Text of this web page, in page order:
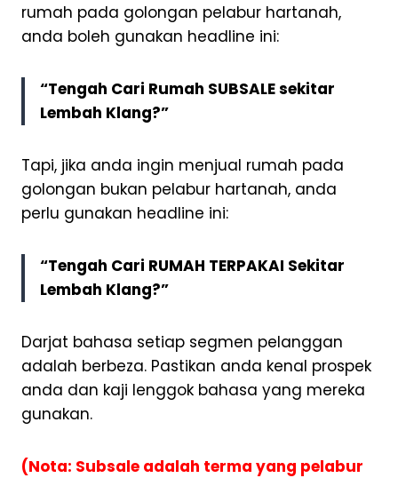
rumah pada golongan pelabur hartanah,
anda boleh gunakan headline ini:
“Tengah Cari Rumah SUBSALE sekitar
Lembah Klang?”
Tapi, jika anda ingin menjual rumah pada
golongan bukan pelabur hartanah, anda
perlu gunakan headline ini:
“Tengah Cari RUMAH TERPAKAI Sekitar
Lembah Klang?”
Darjat bahasa setiap segmen pelanggan
adalah berbeza. Pastikan anda kenal prospek
anda dan kaji lenggok bahasa yang mereka
gunakan.
(Nota: Subsale adalah terma yang pelabur